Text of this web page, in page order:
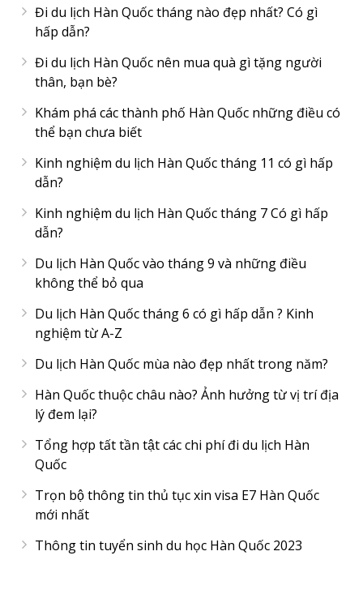
Đi du lịch Hàn Quốc tháng nào đẹp nhất? Có gì
hấp dẫn?
Đi du lịch Hàn Quốc nên mua quà gì tặng người
thân, bạn bè?
Khám phá các thành phố Hàn Quốc những điều có
thể bạn chưa biết
Kinh nghiệm du lịch Hàn Quốc tháng 11 có gì hấp
dẫn?
Kinh nghiệm du lịch Hàn Quốc tháng 7 Có gì hấp
dẫn?
Du lịch Hàn Quốc vào tháng 9 và những điều
không thể bỏ qua
Du lịch Hàn Quốc tháng 6 có gì hấp dẫn ? Kinh
nghiệm từ A-Z
Du lịch Hàn Quốc mùa nào đẹp nhất trong năm?
Hàn Quốc thuộc châu nào? Ảnh hưởng từ vị trí địa
lý đem lại?
Tổng hợp tất tần tật các chi phí đi du lịch Hàn
Quốc
Trọn bộ thông tin thủ tục xin visa E7 Hàn Quốc
mới nhất
Thông tin tuyển sinh du học Hàn Quốc 2023